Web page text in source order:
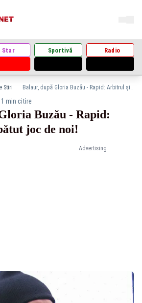
Star Sportivă Radio
Stiri Balaur, după Gloria Buzău - Rapid: Arbitrul şi-a bătut joc de noi!
Advertising
1 min citire
Buzău - Rapid:
joc de noi!